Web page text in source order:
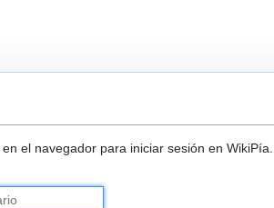
en el navegador para iniciar sesión en WikiPía.